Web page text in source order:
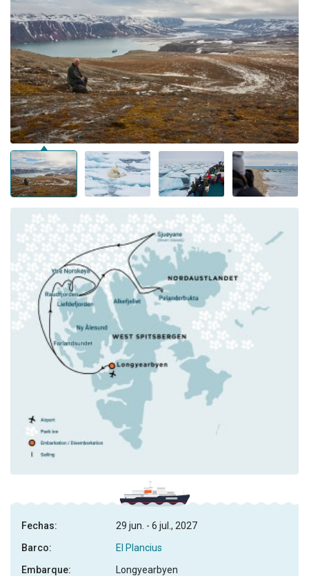
Fechas:
29 jun. - 6 jul., 2027
Barco:
El Plancius
Embarque:
Longyearbyen